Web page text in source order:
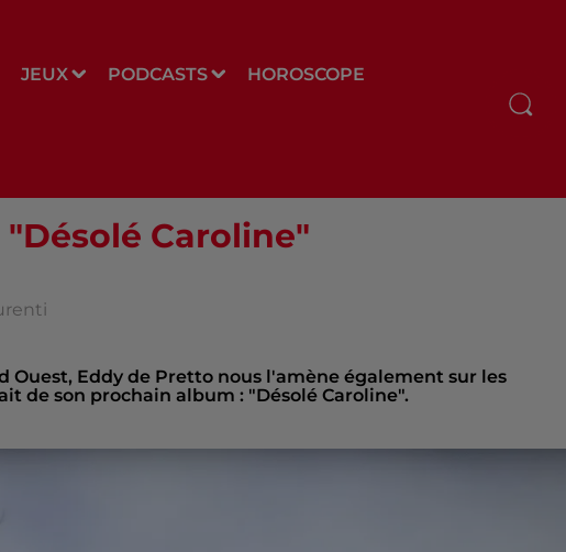
JEUX PODCASTS HOROSCOPE
Caroline"
Ouest, Eddy de Pretto nous l'amène également sur les
de son prochain album : "Désolé Caroline".